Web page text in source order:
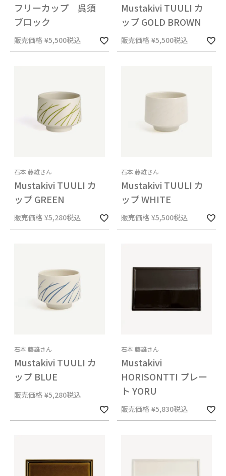
フリーカップ 呉須
ブロック
販売価格 ¥5,500税込
Mustakivi TUULI カ
ップ GOLD BROWN
販売価格 ¥5,500税込
石本 藤雄さん
Mustakivi TUULI カ
ップ GREEN
販売価格 ¥5,280税込
石本 藤雄さん
Mustakivi TUULI カ
ップ WHITE
販売価格 ¥5,500税込
石本 藤雄さん
Mustakivi TUULI カ
ップ BLUE
販売価格 ¥5,280税込
石本 藤雄さん
Mustakivi
HORISONTTI プレー
ト YORU
販売価格 ¥5,830税込